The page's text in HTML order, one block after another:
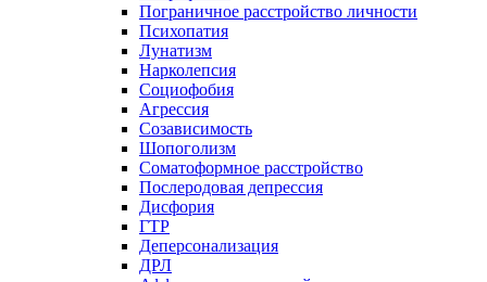
Пограничное расстройство личности
Психопатия
Лунатизм
Нарколепсия
Социофобия
Агрессия
Созависимость
Шопоголизм
Соматоформное расстройство
Послеродовая депрессия
Дисфория
ГТР
Деперсонализация
ДРЛ